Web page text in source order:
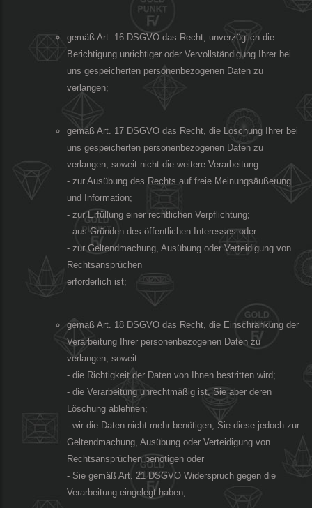
gemäß Art. 16 DSGVO das Recht, unverzüglich die
Berichtigung unrichtiger oder Vervollständigung Ihrer bei
uns gespeicherten personenbezogenen Daten zu
verlangen;
gemäß Art. 17 DSGVO das Recht, die Löschung Ihrer bei
uns gespeicherten personenbezogenen Daten zu
verlangen, soweit nicht die weitere Verarbeitung
- zur Ausübung des Rechts auf freie Meinungsäußerung
und Information;
- zur Erfüllung einer rechtlichen Verpflichtung;
- aus Gründen des öffentlichen Interesses oder
- zur Geltendmachung, Ausübung oder Verteidigung von
Rechtsansprüchen
erforderlich ist;
gemäß Art. 18 DSGVO das Recht, die Einschränkung der
Verarbeitung Ihrer personenbezogenen Daten zu
verlangen, soweit
- die Richtigkeit der Daten von Ihnen bestritten wird;
- die Verarbeitung unrechtmäßig ist, Sie aber deren
Löschung ablehnen;
- wir die Daten nicht mehr benötigen, Sie diese jedoch zur
Geltendmachung, Ausübung oder Verteidigung von
Rechtsansprüchen benötigen oder
- Sie gemäß Art. 21 DSGVO Widerspruch gegen die
Verarbeitung eingelegt haben;